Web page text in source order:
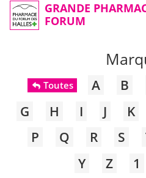
GRANDE
FORUM
Toutes A B
G
H I J K
P
Q R S
Y
Z 1